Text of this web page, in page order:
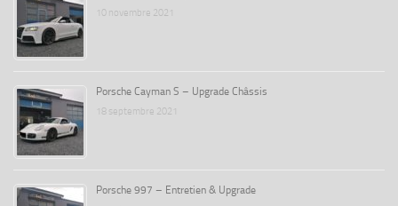
10 novembre 2021
Porsche Cayman S – Upgrade Châssis
18 septembre 2021
Porsche 997 – Entretien & Upgrade